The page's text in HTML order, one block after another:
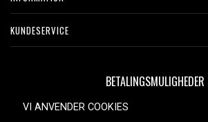
plastikkonstruktion
ASUS
KUNDESERVICE
BETALINGSMULIGHEDER
VI ANVENDER COOKIES